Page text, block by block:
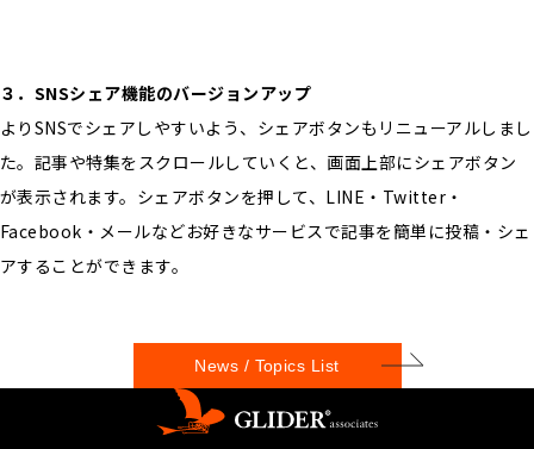
３．SNSシェア機能のバージョンアップ
よりSNSでシェアしやすいよう、シェアボタンもリニューアルしまし
た。記事や特集をスクロールしていくと、画面上部にシェアボタン
が表示されます。シェアボタンを押して、LINE・Twitter・
Facebook・メールなどお好きなサービスで記事を簡単に投稿・シェ
アすることができます。
News / Topics List